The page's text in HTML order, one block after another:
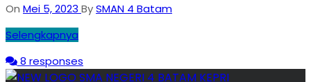
On Mei 5, 2023 BySMAN 4 Batam
Selengkapnya
8 responses